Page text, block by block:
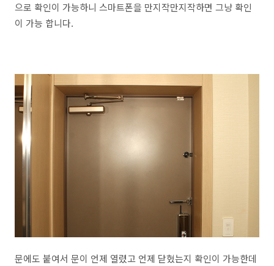
으로 확인이 가능하니 스마트폰을 만지작만지작하면 그냥 확인
이 가능 합니다.
문에도 붙여서 문이 언제 열렸고 언제 닫혔는지 확인이 가능한데